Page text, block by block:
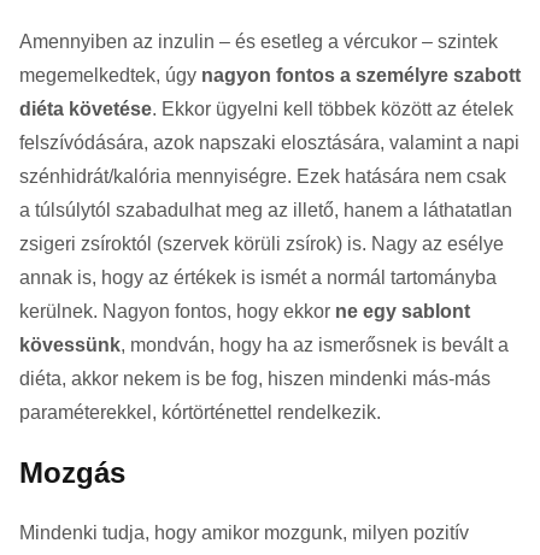
Amennyiben az inzulin – és esetleg a vércukor – szintek
megemelkedtek, úgy nagyon fontos a személyre szabott
diéta követése. Ekkor ügyelni kell többek között az ételek
felszívódására, azok napszaki elosztására, valamint a napi
szénhidrát/kalória mennyiségre. Ezek hatására nem csak
a túlsúlytól szabadulhat meg az illető, hanem a láthatatlan
zsigeri zsíroktól (szervek körüli zsírok) is. Nagy az esélye
annak is, hogy az értékek is ismét a normál tartományba
kerülnek. Nagyon fontos, hogy ekkor ne egy sablont
kövessünk, mondván, hogy ha az ismerősnek is bevált a
diéta, akkor nekem is be fog, hiszen mindenki más-más
paraméterekkel, kórtörténettel rendelkezik.
Mozgás
Mindenki tudja, hogy amikor mozgunk, milyen pozitív